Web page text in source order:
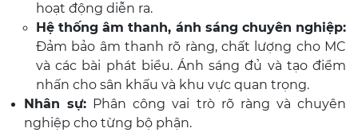
hoạt động diễn ra.
Hệ thống âm thanh, ánh sáng chuyên nghiệp:
Đảm bảo âm thanh rõ ràng, chất lượng cho MC
và các bài phát biểu. Ánh sáng đủ và tạo điểm
nhấn cho sân khấu và khu vực quan trọng.
Nhân sự: Phân công vai trò rõ ràng và chuyên
nghiệp cho từng bộ phận.